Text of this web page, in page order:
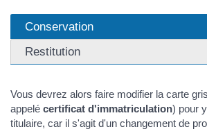
Conservation
Restitution
Vous devrez alors faire modifier la carte
appelé certificat d'immatriculation) pour
titulaire, car il s'agit d'un changement de